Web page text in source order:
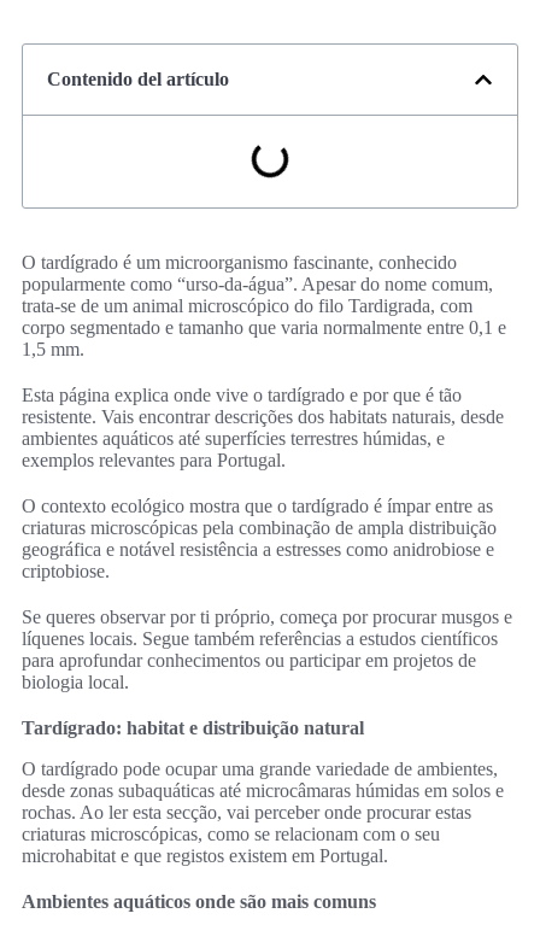
Contenido del artículo
O tardígrado é um microorganismo fascinante, conhecido
popularmente como “urso-da-água”. Apesar do nome comum,
trata-se de um animal microscópico do filo Tardigrada, com
corpo segmentado e tamanho que varia normalmente entre 0,1 e
1,5 mm.
Esta página explica onde vive o tardígrado e por que é tão
resistente. Vais encontrar descrições dos habitats naturais, desde
ambientes aquáticos até superfícies terrestres húmidas, e
exemplos relevantes para Portugal.
O contexto ecológico mostra que o tardígrado é ímpar entre as
criaturas microscópicas pela combinação de ampla distribuição
geográfica e notável resistência a estresses como anidrobiose e
criptobiose.
Se queres observar por ti próprio, começa por procurar musgos e
líquenes locais. Segue também referências a estudos científicos
para aprofundar conhecimentos ou participar em projetos de
biologia local.
Tardígrado: habitat e distribuição natural
O tardígrado pode ocupar uma grande variedade de ambientes,
desde zonas subaquáticas até microcâmaras húmidas em solos e
rochas. Ao ler esta secção, vai perceber onde procurar estas
criaturas microscópicas, como se relacionam com o seu
microhabitat e que registos existem em Portugal.
Ambientes aquáticos onde são mais comuns